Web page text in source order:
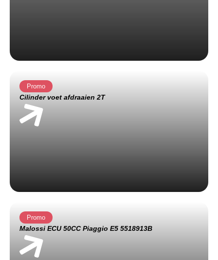
Promo
Cilinder voet afdraaien 2T
Promo
Malossi ECU 50CC Piaggio E5 5518913B